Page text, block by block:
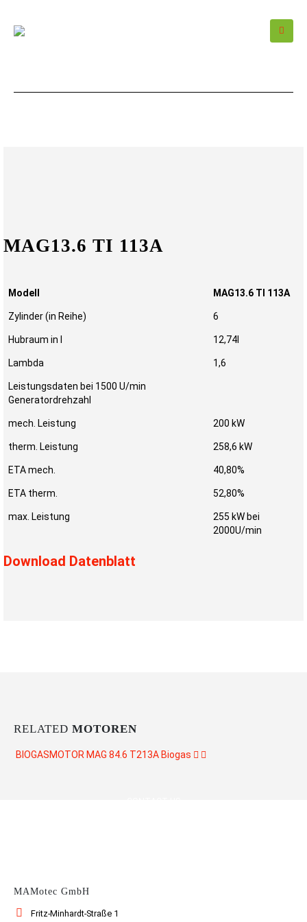
MAG13.6 TI 113A
Modell MAG13.6 TI 113A
Zylinder (in Reihe) 6
Hubraum in l 12,74l
Lambda 1,6
Leistungsdaten bei 1500 U/min
Generatordrehzahl
mech. Leistung 200 kW
therm. Leistung 258,6 kW
ETA mech. 40,80%
ETA therm. 52,80%
max. Leistung
255 kW bei
2000U/min
Download Datenblatt
RELATED MOTOREN
BIOGASMOTOR MAG 84.6 T213A Biogas
MAMotec GmbH
Fritz-Minhardt-Straße 1